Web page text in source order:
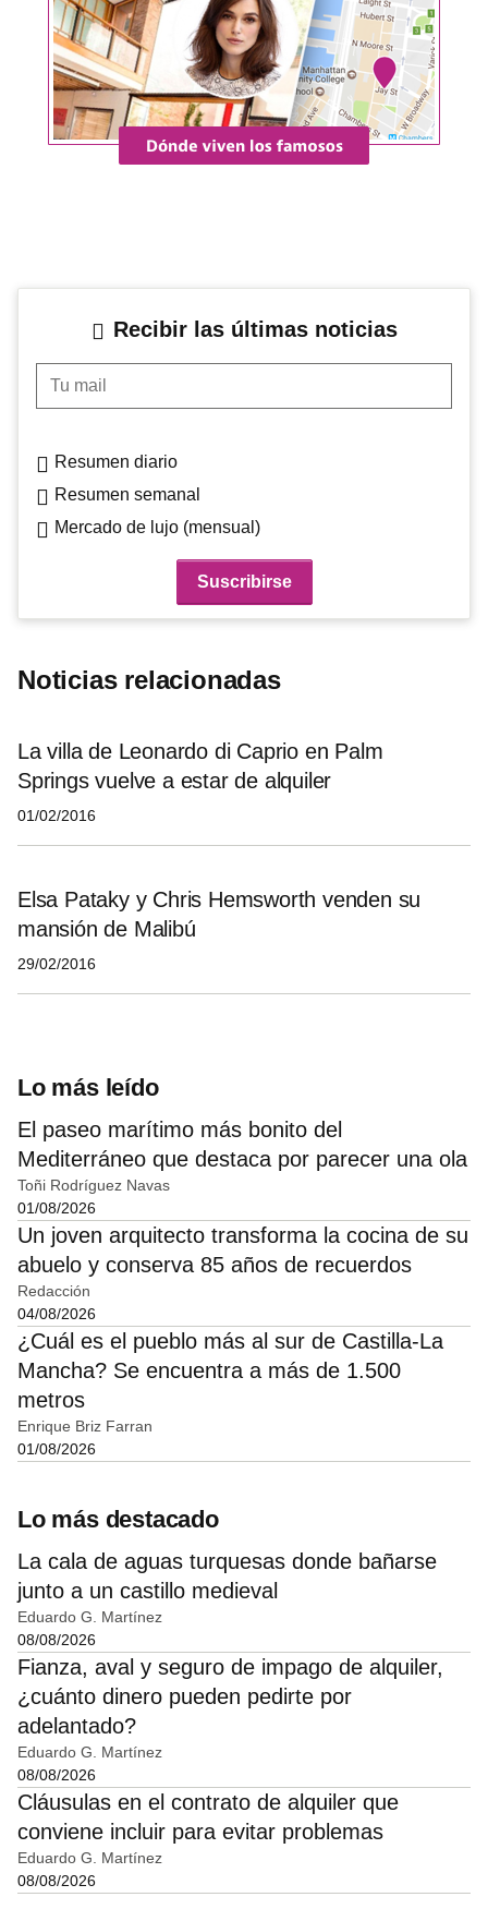
Recibir las últimas noticias
Tu mail
Resumen diario
Resumen semanal
Mercado de lujo (mensual)
Noticias relacionadas
La villa de Leonardo di Caprio en Palm
Springs vuelve a estar de alquiler
01/02/2016
Elsa Pataky y Chris Hemsworth venden su
mansión de Malibú
29/02/2016
Lo más leído
El paseo marítimo más bonito del
Mediterráneo que destaca por parecer una ola
Toñi Rodríguez Navas
01/08/2026
Un joven arquitecto transforma la cocina de su
abuelo y conserva 85 años de recuerdos
Redacción
04/08/2026
¿Cuál es el pueblo más al sur de Castilla-La
Mancha? Se encuentra a más de 1.500
metros
Enrique Briz Farran
01/08/2026
Lo más destacado
La cala de aguas turquesas donde bañarse
junto a un castillo medieval
Eduardo G. Martínez
08/08/2026
Fianza, aval y seguro de impago de alquiler,
¿cuánto dinero pueden pedirte por
adelantado?
Eduardo G. Martínez
08/08/2026
Cláusulas en el contrato de alquiler que
conviene incluir para evitar problemas
Eduardo G. Martínez
08/08/2026